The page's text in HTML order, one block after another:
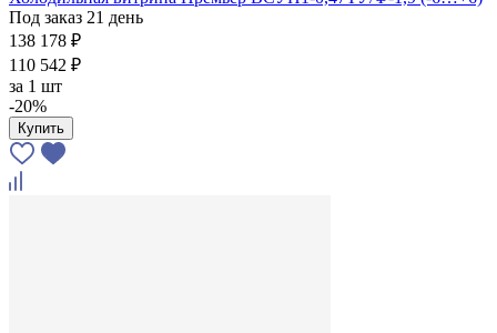
Под заказ 21 день
138 178 ₽
110 542 ₽
за 1 шт
-20%
Купить